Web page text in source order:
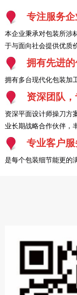
专注服务
本企业秉承对包装所涉
于与面向社会提供优质
拥有先进
拥有多台现代化包装加
资深团队
资深平面设计师操刀方
业长期战略合作伙伴，
专业客户
是每个包装细节能更的